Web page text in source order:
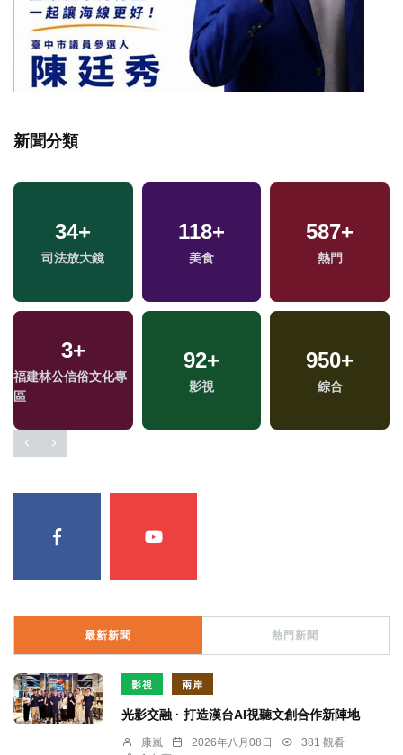
新聞分類
34+
司法放大鏡
118+
美食
587+
熱門
3+
福建林公信俗文化專
區
92+
影視
950+
綜合
最新新聞 熱門新聞
影視 兩岸
光影交融 · 打造漢台AI視聽文創合作新陣地
康嵐 2026年八月08日
381 觀看